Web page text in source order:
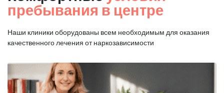
пребывания в центре
Наши клиники оборудованы всем необходимым для оказания
качественного лечения от наркозависимости